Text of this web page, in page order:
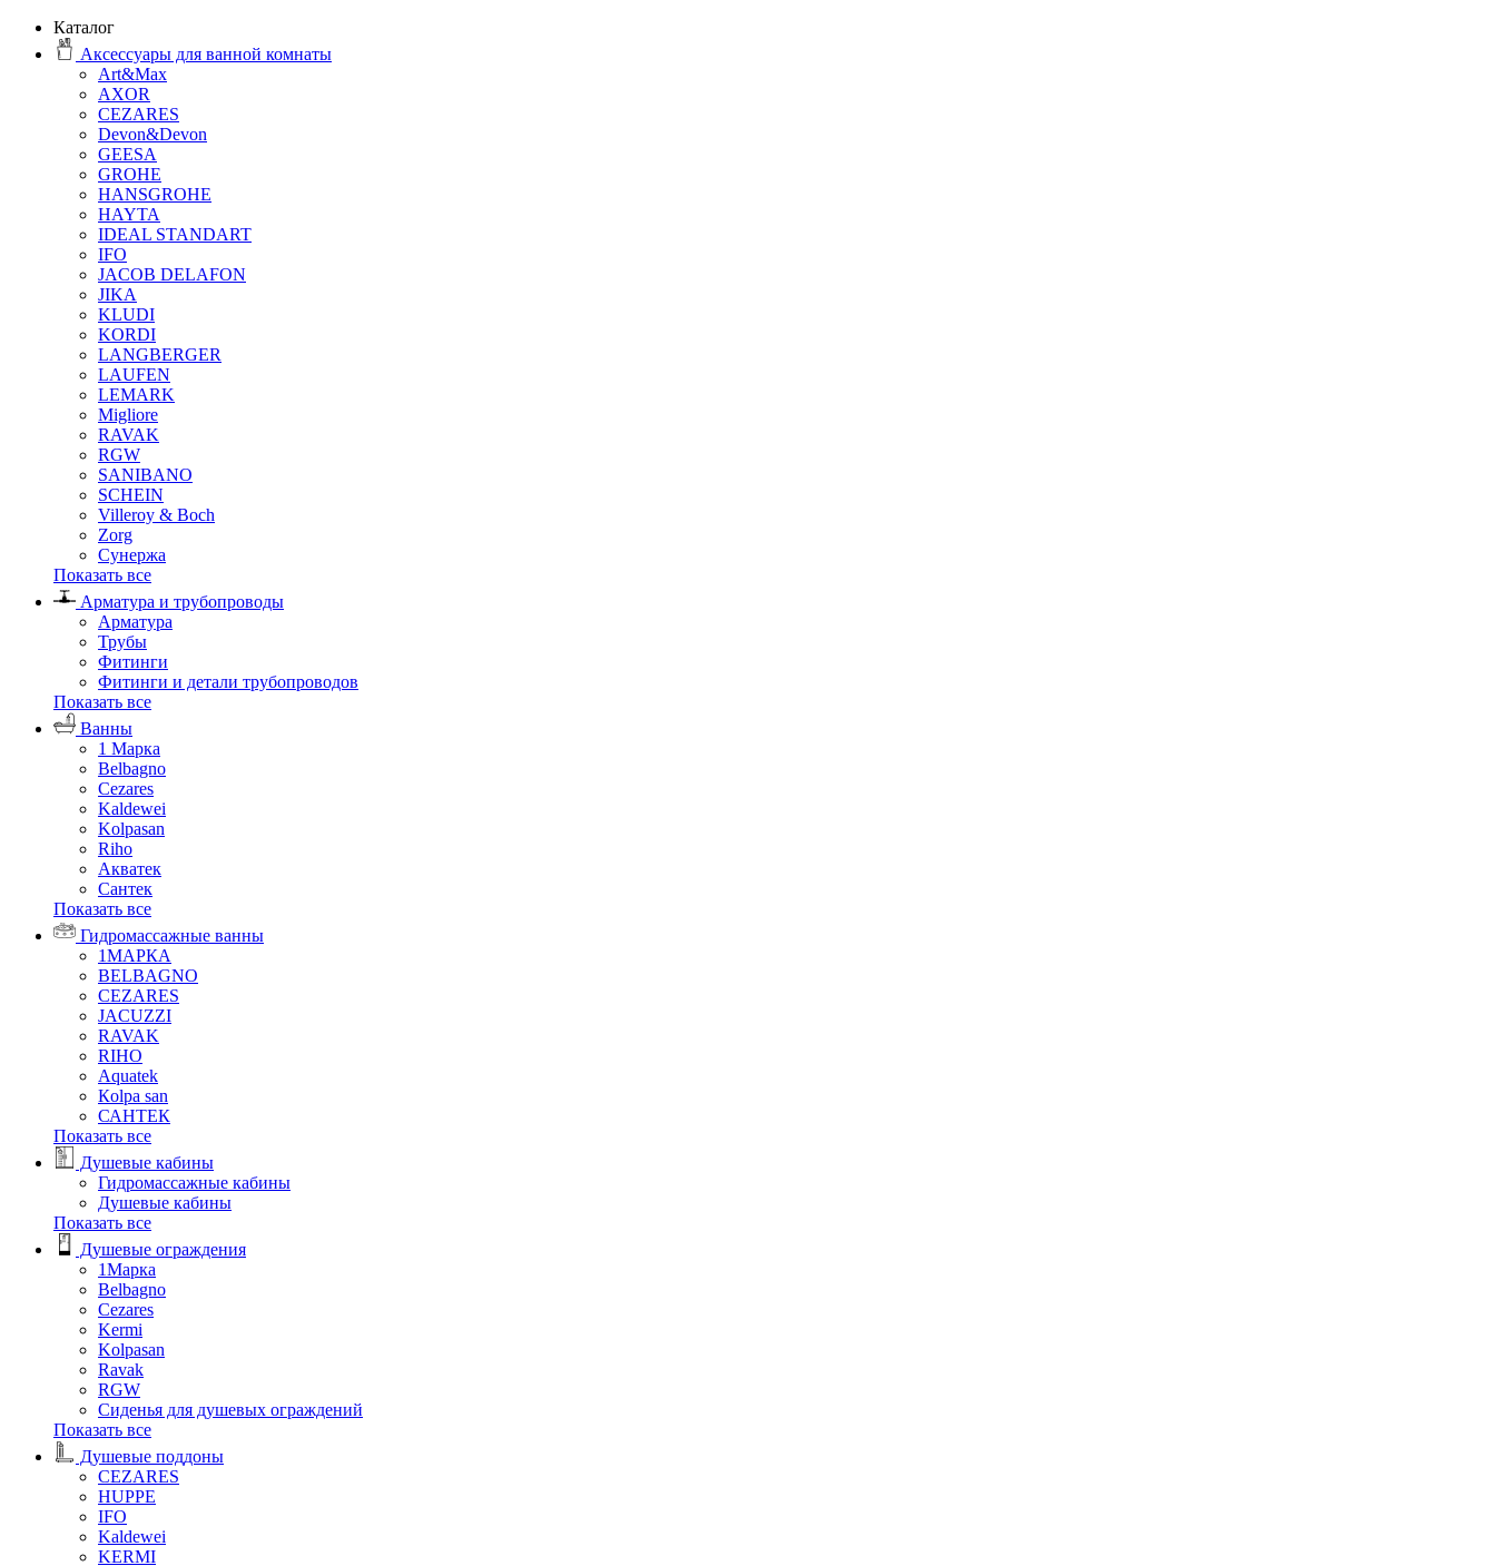
Каталог
Аксессуары для ванной комнаты
Art&Max
AXOR
CEZARES
Devon&Devon
GEESA
GROHE
HANSGROHE
HAYTA
IDEAL STANDART
IFO
JACOB DELAFON
JIKA
KLUDI
KORDI
LANGBERGER
LAUFEN
LEMARK
Migliore
RAVAK
RGW
SANIBANO
SCHEIN
Villeroy & Boch
Zorg
Сунержа
Показать все
Арматура и трубопроводы
Арматура
Трубы
Фитинги
Фитинги и детали трубопроводов
Показать все
Ванны
1 Марка
Belbagno
Cezares
Kaldewei
Kolpasan
Riho
Акватек
Сантек
Показать все
Гидромассажные ванны
1МАРКА
BELBAGNO
CEZARES
JACUZZI
RAVAK
RIHO
Аquatek
Кolpa san
САНТЕК
Показать все
Душевые кабины
Гидромассажные кабины
Душевые кабины
Показать все
Душевые ограждения
1Марка
Belbagno
Cezares
Kermi
Kolpasan
Ravak
RGW
Сиденья для душевых ограждений
Показать все
Душевые поддоны
CEZARES
HUPPE
IFO
Kaldewei
KERMI